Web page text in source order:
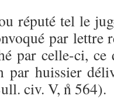
réputé tel le
par lettre
par celle-ci,
par huissier
civ. V, n̊ 564).